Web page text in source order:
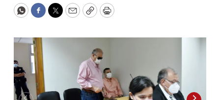
WhatsApp
Facebook
Twitter
EmailCopyPrint